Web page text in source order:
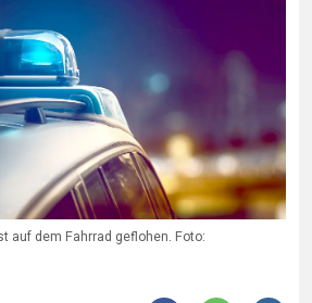
auf dem Fahrrad geflohen. Foto: